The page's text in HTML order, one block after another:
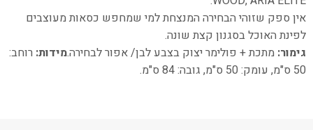
אין ספק שזוהי הבחירה המנצחת למי שמחפש כסאות מעוצבים
לפינת האוכל בסגנון קצת שונה.
גימור: מתכת + פולימר יצוק בצבע לבן/ אפור לבחירה.מידות: רוחב:
50 ס"מ, עומק: 50 ס"מ, גובה: 84 ס"מ.